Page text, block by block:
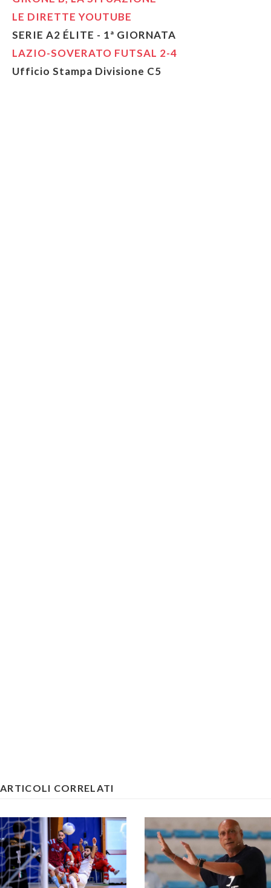
LE DIRETTE YOUTUBE
SERIE A2 ÉLITE - 1ª GIORNATA
LAZIO-SOVERATO FUTSAL 2-4
Ufficio Stampa Divisione C5
ARTICOLI CORRELATI